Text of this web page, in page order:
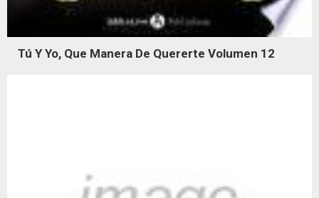
Tú Y Yo, Que Manera De Quererte Volumen 12